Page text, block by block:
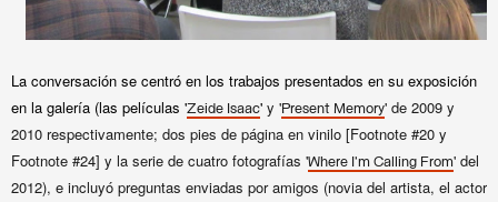
La conversación se centró en los trabajos presentados en su exposición
en la galería (las películas 'Zeide Isaac' y 'Present Memory' de 2009 y
2010 respectivamente; dos pies de página en vinilo [Footnote #20 y
Footnote #24] y la serie de cuatro fotografías 'Where I'm Calling From' del
2012), e incluyó preguntas enviadas por amigos (novia del artista, el actor